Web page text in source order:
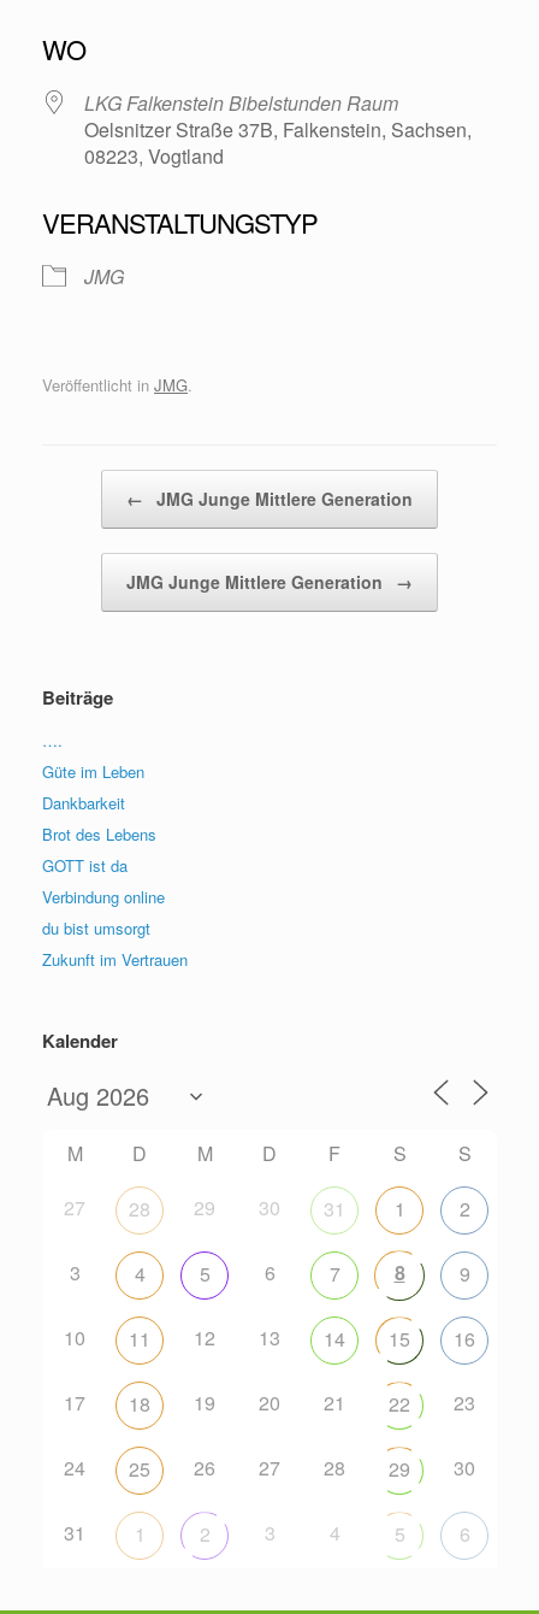
WO
LKG Falkenstein Bibelstunden Raum
Oelsnitzer Straße 37B, Falkenstein, Sachsen,
08223, Vogtland
VERANSTALTUNGSTYP
JMG
Veröffentlicht in JMG.
← JMG Junge Mittlere Generation
JMG Junge Mittlere Generation →
Beiträge
….
Güte im Leben
Dankbarkeit
Brot des Lebens
GOTT ist da
Verbindung online
du bist umsorgt
Zukunft im Vertrauen
Kalender
M D M D F S
S
27
28 29 30 31 1 2
3 4 5 6 7 8 9
10 11 12 13 14 15 16
17 18 19 20 21 22 23
24 25 26 27 28 29 30
31 1 2 3 4 5 6